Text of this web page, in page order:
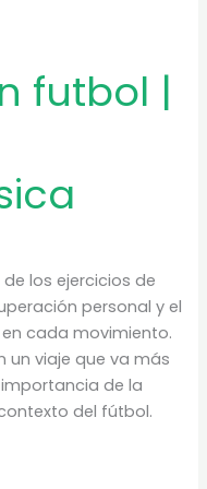
futbol |
los ejercicios de
personal y el
cada movimiento.
un viaje que va más
de la
del fútbol.